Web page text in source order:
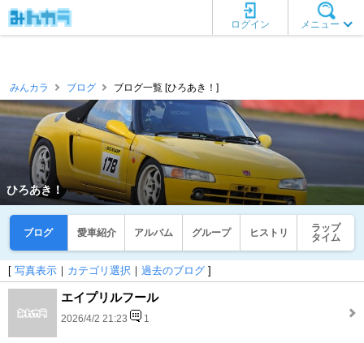
メニュー
ログイン
みんカラ ブログ ブログ一覧 [ひろあき！]
ひろあき！
ブログ 愛車紹介 アルバム グループ ヒストリ
ラップ
タイム
[ 写真表示 ｜ カテゴリ選択 ｜ 過去のブログ ]
エイプリルフール
2026/4/2 21:23 1